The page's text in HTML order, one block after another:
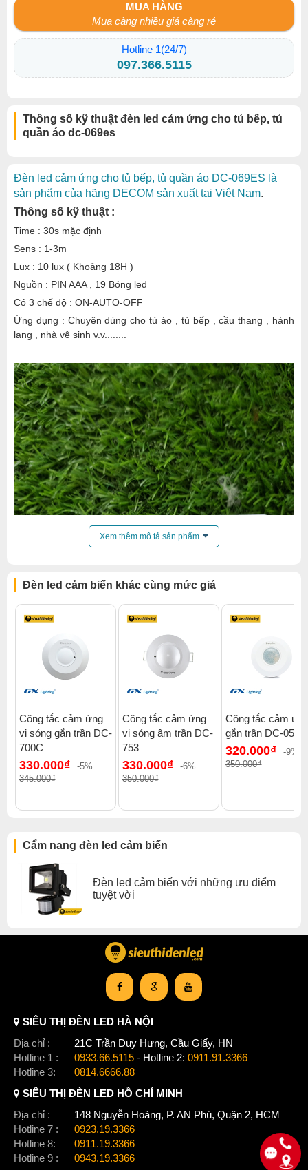
MUA HÀNG
Mua càng nhiều giá càng rẻ
Hotline 1(24/7)
097.366.5115
Thông số kỹ thuật đèn led cảm ứng cho tủ bếp, tủ
quần áo dc-069es
Đèn led cảm ứng cho tủ bếp, tủ quần áo DC-069ES là
sản phẩm của hãng DECOM sản xuất tại Việt Nam.
Thông số kỹ thuật :
Time : 30s mặc định
Sens : 1-3m
Lux : 10 lux ( Khoảng 18H )
Nguồn : PIN AAA , 19 Bóng led
Có 3 chế độ : ON-AUTO-OFF
Ứng dụng : Chuyên dùng cho tủ áo , tủ bếp , cầu thang , hành
lang , nhà vệ sinh v.v........
Đèn cảm ứng cho tủ bếp
chuyên nghiệp có mặt trên thị trường hơn 10 năm.
hãng lớn như Philips, Vimar, GX lighting, Rạng Đông,
KaiyoKukan v.v…
Xem thêm:Đèn led cảm biến dùng pin
Đèn led cảm biến tủ bếp,Đèn led cảm biến tủ quần áo,
Đèn led cảm biến đèn led cảm biến decom
Xem thêm mô tả sản phẩm
Đèn led cảm biến khác cùng mức giá
Công tắc cảm ứng
vi sóng gắn trần DC-
700C
330.000₫
-5%
345.000₫
Công tắc cảm ứng
vi sóng âm trần DC-
753
330.000₫
-6%
350.000₫
Công tắc cảm
gắn trần DC-05C
320.000₫
-9%
350.000₫
Cẩm nang đèn led cảm biến
Đèn led cảm biến với những ưu điểm
tuyệt vời
SIÊU THỊ ĐÈN LED HÀ NỘI
Địa chỉ :
21C Trần Duy Hưng, Cầu Giấy, HN
Hotline 1 :
0933.66.5115 - Hotline 2: 0911.91.3366
Hotline 3:
0814.6666.88
SIÊU THỊ ĐÈN LED HỒ CHÍ MINH
Địa chỉ :
148 Nguyễn Hoàng, P. AN Phú, Quận 2, HCM
Hotline 7 :
0923.19.3366
Hotline 8:
0911.19.3366
Hotline 9 :
0943.19.3366